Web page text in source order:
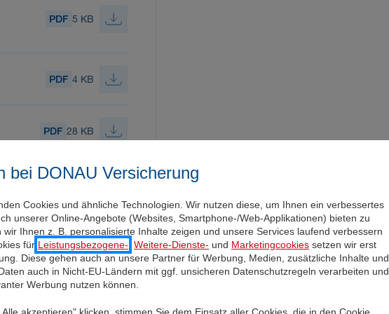
bei DONAU Versicherung
Cookies und ähnliche Technologien. Wir nutzen diese, um Ihnen ein verbessertes
unserer Online-Angebote (Websites, Smartphone-/Web-Applikationen) bieten zu
wir Ihnen z. B. personalisierte Inhalte zeigen und unsere Services laufend verbessern
für Leistungsbezogene- Weitere-Dienste- und Marketingcookies setzen wir erst
Diese gehen auch an unsere Partner für Werbung, Medien, zusätzliche Inhalte und
auch in Nicht-EU-Ländern mit ggf. unsicheren Datenschutzregeln verarbeiten und
Werbung nutzen können.
akzeptieren" klicken, stimmen Sie dem Einsatz aller Cookies, die in den Cookie
PDF 5 KB
PDF 4 KB
PDF 28 KB
Erde,
PDF 12 KB